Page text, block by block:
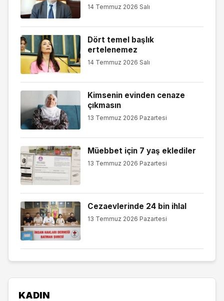
14 Temmuz 2026 Salı
Dört temel başlık
ertelenemez
14 Temmuz 2026 Salı
Kimsenin evinden cenaze
çıkmasın
13 Temmuz 2026 Pazartesi
Müebbet için 7 yaş eklediler
13 Temmuz 2026 Pazartesi
Cezaevlerinde 24 bin ihlal
13 Temmuz 2026 Pazartesi
KADIN